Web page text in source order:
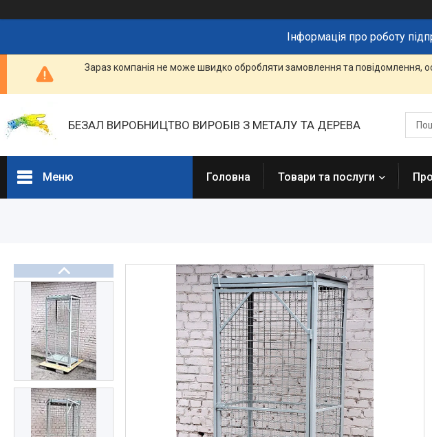
Інформація про роботу
Зараз компанія не може швидко обробляти замовлення та повідомлення,
БЕЗАЛ ВИРОБНИЦТВО ВИРОБІВ З МЕТАЛУ ТА ДЕРЕВА
Меню
Прайс-листи
Новини
Презентації та документи
Про нас
Відгуки
Часті запитання
Доставка та оплата
Головна Товари та послуги